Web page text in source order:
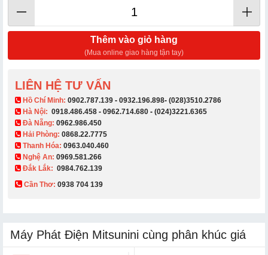
Thêm vào giỏ hàng
(Mua online giao hàng tận tay)
LIÊN HỆ TƯ VẤN
​ Hồ Chí Minh: 0902.787.139 - 0932.196.898- (028)3510.2786
Hà Nội: 0918.486.458 - 0962.714.680 - (024)3221.6365
Đà Nẵng: 0962.986.450
Hải Phòng: 0868.22.7775
Thanh Hóa: 0963.040.460
Nghệ An: 0969.581.266
Đắk Lắk: 0984.762.139
Cần Thơ: 0938 704 139​
Máy Phát Điện Mitsunini cùng phân khúc giá